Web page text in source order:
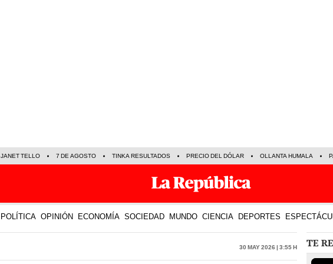
JANET TELLO 7 DE AGOSTO TINKA RESULTADOS PRECIO DEL DÓLAR OLLANTA HUMALA
POLÍTICA OPINIÓN ECONOMÍA SOCIEDAD MUNDO CIENCIA DEPORTES
30 May 2026 | 3:55 h TE